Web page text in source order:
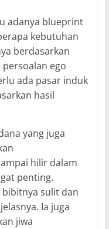
adanya blueprint
kebutuhan
berdasarkan
ego
ada pasar induk
hasil
yang juga
hilir dalam
penting.
bibitnya sulit dan
Ia juga
jiwa